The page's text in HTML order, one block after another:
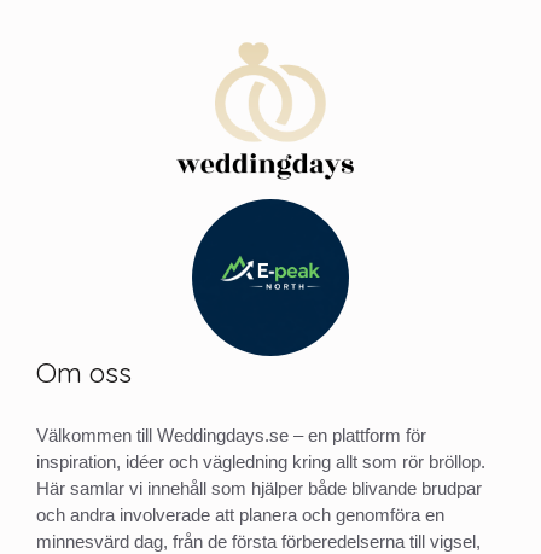
Om oss
Välkommen till Weddingdays.se – en plattform för
inspiration, idéer och vägledning kring allt som rör bröllop.
Här samlar vi innehåll som hjälper både blivande brudpar
och andra involverade att planera och genomföra en
minnesvärd dag, från de första förberedelserna till vigsel,